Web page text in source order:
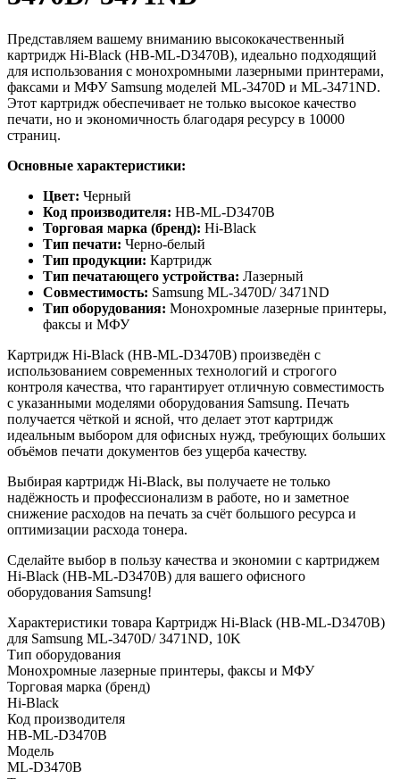
Представляем вашему вниманию высококачественный
картридж Hi-Black (HB-ML-D3470B), идеально подходящий
для использования с монохромными лазерными принтерами,
факсами и МФУ Samsung моделей ML-3470D и ML-3471ND.
Этот картридж обеспечивает не только высокое качество
печати, но и экономичность благодаря ресурсу в 10000
страниц.
Основные характеристики:
Цвет: Черный
Код производителя: HB-ML-D3470B
Торговая марка (бренд): Hi-Black
Тип печати: Черно-белый
Тип продукции: Картридж
Тип печатающего устройства: Лазерный
Совместимость: Samsung ML-3470D/ 3471ND
Тип оборудования: Монохромные лазерные принтеры,
факсы и МФУ
Картридж Hi-Black (HB-ML-D3470B) произведён с
использованием современных технологий и строгого
контроля качества, что гарантирует отличную совместимость
с указанными моделями оборудования Samsung. Печать
получается чёткой и ясной, что делает этот картридж
идеальным выбором для офисных нужд, требующих больших
объёмов печати документов без ущерба качеству.
Выбирая картридж Hi-Black, вы получаете не только
надёжность и профессионализм в работе, но и заметное
снижение расходов на печать за счёт большого ресурса и
оптимизации расхода тонера.
Сделайте выбор в пользу качества и экономии с картриджем
Hi-Black (HB-ML-D3470B) для вашего офисного
оборудования Samsung!
Характеристики товара Картридж Hi-Black (HB-ML-D3470B)
для Samsung ML-3470D/ 3471ND, 10K
Тип оборудования
Монохромные лазерные принтеры, факсы и МФУ
Торговая марка (бренд)
Hi-Black
Код производителя
HB-ML-D3470B
Модель
ML-D3470B